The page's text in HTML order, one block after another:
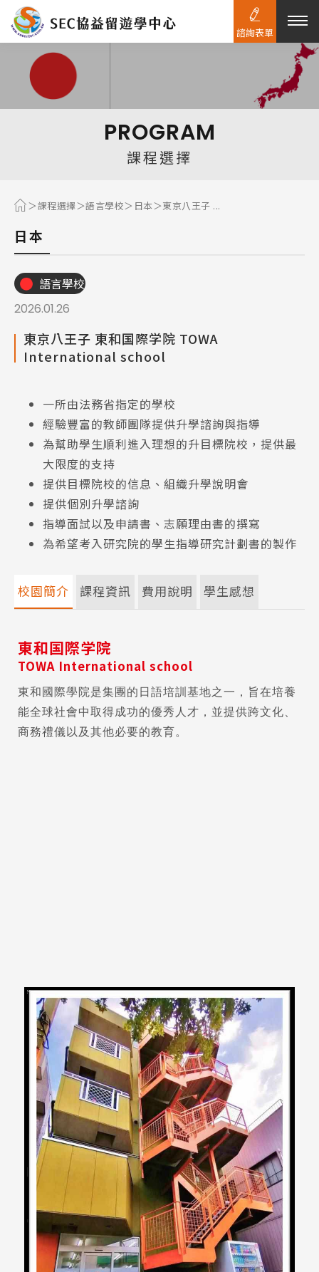
熱門搜尋：
PROGRAM
課程選擇
課程選擇 語言學校 日本 東京八王子 ...
日本
語言學校
2026.01.26
東京八王子 東和国際学院 TOWA
International school
一所由法務省指定的學校
經驗豐富的教師團隊提供升學諮詢與指導
為幫助學生順利進入理想的升目標院校，提供最
大限度的支持
提供目標院校的信息、組織升學說明會
提供個別升學諮詢
指導面試以及申請書、志願理由書的撰寫
為希望考入研究院的學生指導研究計劃書的製作
校園簡介
東和国際学院
TOWA International school
東和國際學院是集團的日語培訓基地之一，旨在培養
能全球社會中取得成功的優秀人才，並提供跨文化、
商務禮儀以及其他必要的教育。
課程資訊 費用說明 學生感想
諮詢表單